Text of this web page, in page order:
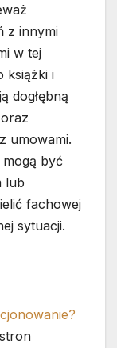
z innymi
w tej
książki i
dogłębną
umowami.
mogą być
lub
fachowej
sytuacji.